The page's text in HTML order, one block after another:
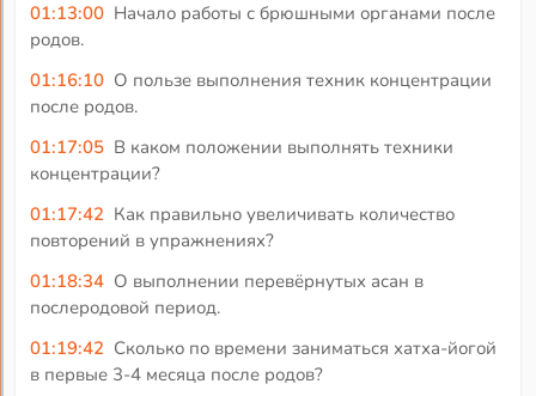
01:13:00 Начало работы с брюшными органами после
родов.
01:16:10 О пользе выполнения техник концентрации
после родов.
01:17:05 В каком положении выполнять техники
концентрации?
01:17:42 Как правильно увеличивать количество
повторений в упражнениях?
01:18:34 О выполнении перевёрнутых асан в
послеродовой период.
01:19:42 Сколько по времени заниматься хатха-йогой
в первые 3-4 месяца после родов?